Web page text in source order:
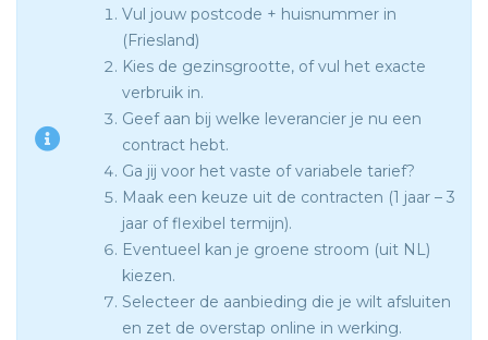
Vul jouw postcode + huisnummer in
(Friesland)
Kies de gezinsgrootte, of vul het exacte
verbruik in.
Geef aan bij welke leverancier je nu een
contract hebt.
Ga jij voor het vaste of variabele tarief?
Maak een keuze uit de contracten (1 jaar – 3
jaar of flexibel termijn).
Eventueel kan je groene stroom (uit NL)
kiezen.
Selecteer de aanbieding die je wilt afsluiten
en zet de overstap online in werking.